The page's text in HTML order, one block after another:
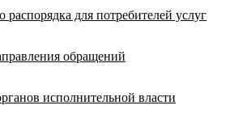
распорядка для потребителей услуг
обращений
исполнительной власти